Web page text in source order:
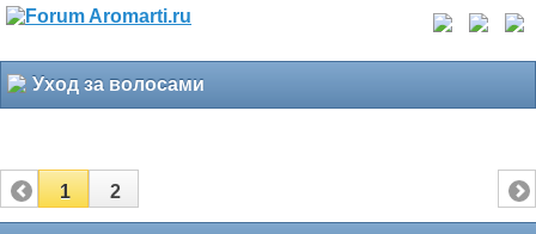
Уход за волосами
1 2